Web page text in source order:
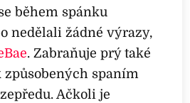
během spánku
nedělali žádné výrazy,
. Zabraňuje prý také
spaním
Ačkoli je